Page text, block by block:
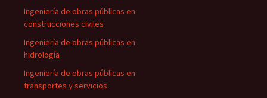
Ingeniería de obras públicas en
construcciones civiles
Ingeniería de obras públicas en
hidrología
Ingeniería de obras públicas en
transportes y servicios